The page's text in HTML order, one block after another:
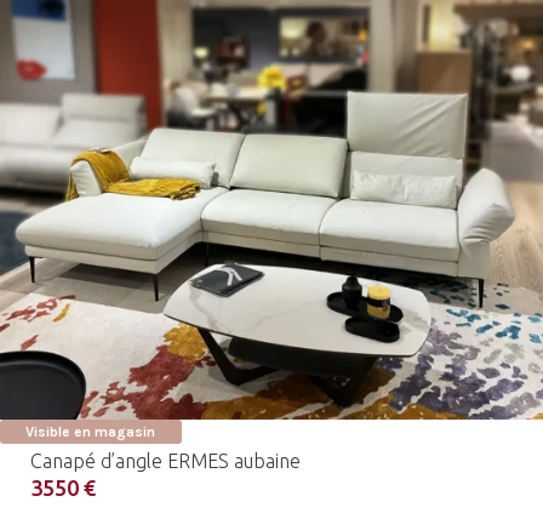
Visible en magasin
Canapé d’angle ERMES aubaine
3550 €